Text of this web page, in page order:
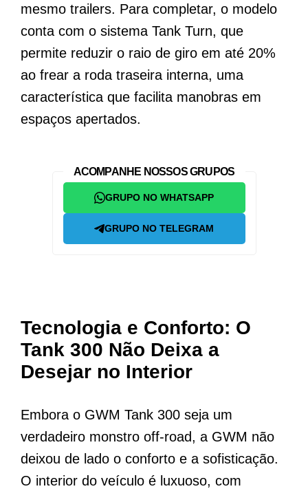
mesmo trailers. Para completar, o modelo
conta com o sistema Tank Turn, que
permite reduzir o raio de giro em até 20%
ao frear a roda traseira interna, uma
característica que facilita manobras em
espaços apertados.
ACOMPANHE NOSSOS GRUPOS
GRUPO NO WHATSAPP
GRUPO NO TELEGRAM
Tecnologia e Conforto: O
Tank 300 Não Deixa a
Desejar no Interior
Embora o GWM Tank 300 seja um
verdadeiro monstro off-road, a GWM não
deixou de lado o conforto e a sofisticação.
O interior do veículo é luxuoso, com